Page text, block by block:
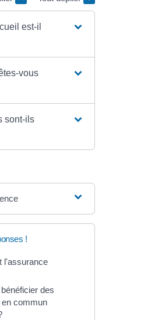
est-il
vous
sont-ils
!
l'assurance
des
commun